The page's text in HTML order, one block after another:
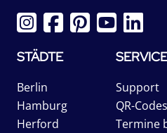
STÄDTE
Berlin
Hamburg
Herford
Support
QR-
Termine